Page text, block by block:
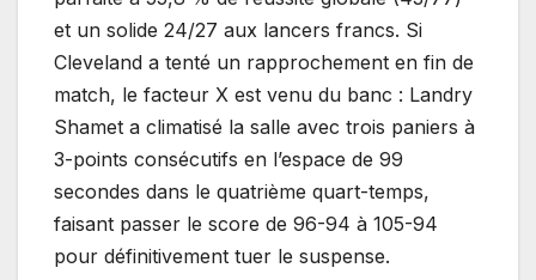
et un solide 24/27 aux lancers francs. Si
Cleveland a tenté un rapprochement en fin de
match, le facteur X est venu du banc : Landry
Shamet a climatisé la salle avec trois paniers à
3-points consécutifs en l’espace de 99
secondes dans le quatrième quart-temps,
faisant passer le score de 96-94 à 105-94
pour définitivement tuer le suspense.